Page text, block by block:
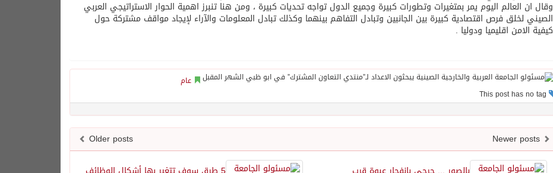
وقال ان العالم اليوم يمر بمتغيرات وتطورات كبيرة وجميع الدول تواجه تحديات كبيرة ، ومن هنا تنبرز اهمية الحوار الاستراتيجي العربي
الصيني لخلق فرص اقتصادية كبيرة بين الجانبين وتبادل التفاهم بينهما وكذلك تبادل المعلومات والآراء لإيجاد مواقف مشتركة حول
كيفية الامن اقليميا ودوليا .
عام
Older posts